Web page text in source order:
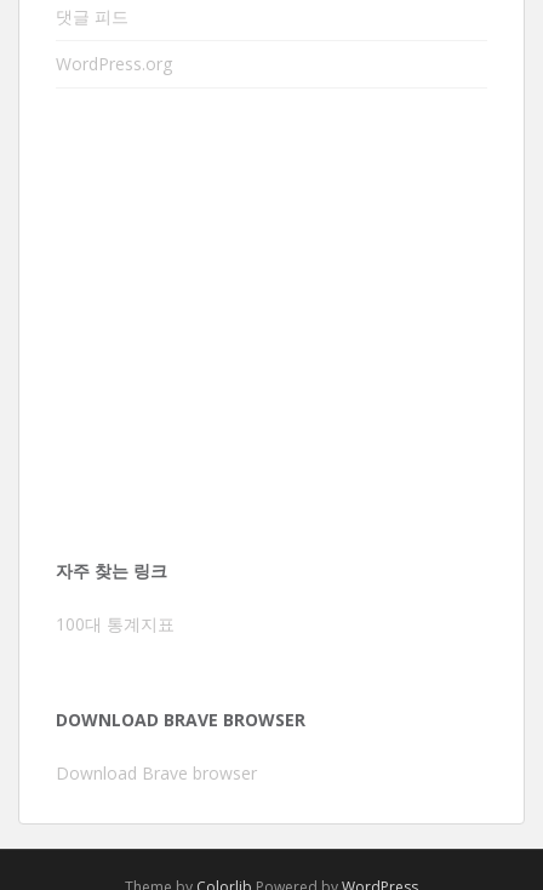
댓글 피드
WordPress.org
자주 찾는 링크
100대 통계지표
DOWNLOAD BRAVE BROWSER
Download Brave browser